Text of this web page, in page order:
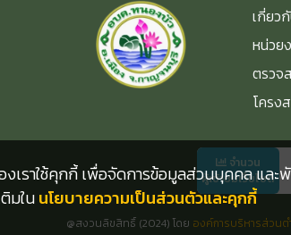
เกี่ยว
หน่วย
ตรวจ
โครง
จำนวน
ผู้เข้าชมเว็บไซต์
@สงวนลิขสิทธิ์ (2024) โดย องค์การบริหารส่วน
งเราใช้คุกกี้ เพื่อจัดการข้อมูลส่วนบุคคล แล
มในนโยบายความเป็นส่วนตัวและคุกกี้